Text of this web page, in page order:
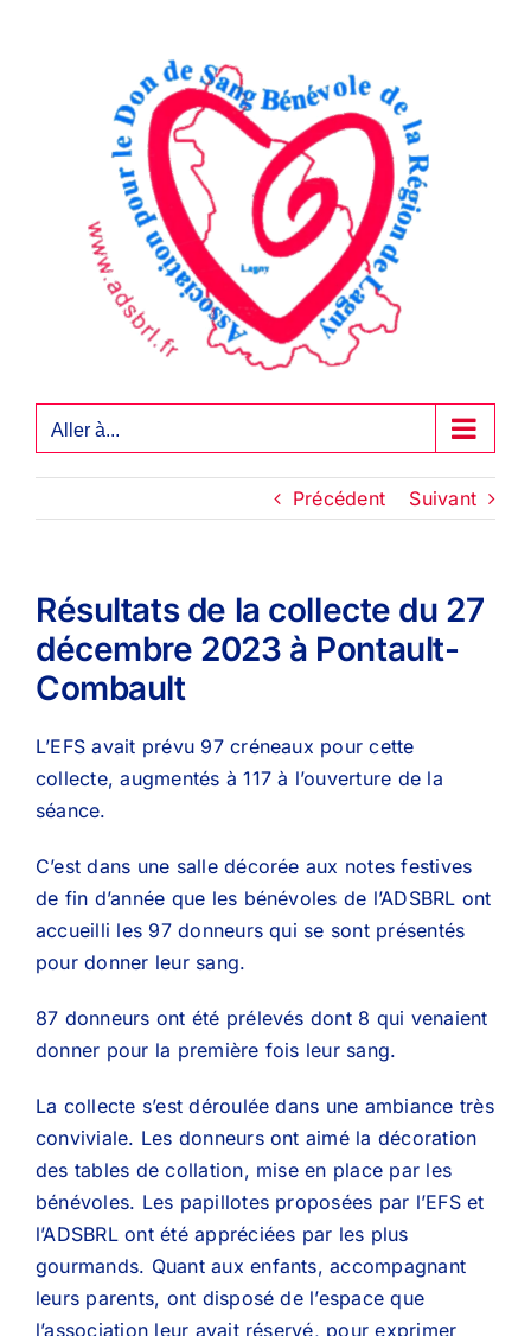
Aller à...
Précédent Suivant
Résultats de la collecte du 27
décembre 2023 à Pontault-
Combault
L’EFS avait prévu 97 créneaux pour cette
collecte, augmentés à 117 à l’ouverture de la
séance.
C’est dans une salle décorée aux notes festives
de fin d’année que les bénévoles de l’ADSBRL ont
accueilli les 97 donneurs qui se sont présentés
pour donner leur sang.
87 donneurs ont été prélevés dont 8 qui venaient
donner pour la première fois leur sang.
La collecte s’est déroulée dans une ambiance très
conviviale. Les donneurs ont aimé la décoration
des tables de collation, mise en place par les
bénévoles. Les papillotes proposées par l’EFS et
l’ADSBRL ont été appréciées par les plus
gourmands. Quant aux enfants, accompagnant
leurs parents, ont disposé de l’espace que
l’association leur avait réservé, pour exprimer